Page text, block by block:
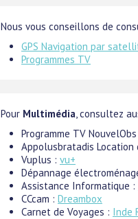
Nous vous conseillons de
GPS Navigation par
Programmes TV
Pour Multimédia, consultez
Programme TV
Appolusbratadis Location
Vuplus : vu+
Dépannage
Assistance Informatique :
CCcam : Dreambox
Carnet de Voyages : Inde